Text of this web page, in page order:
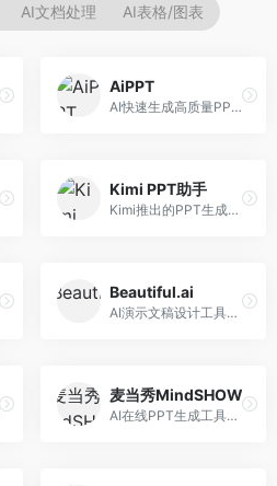
AI文档处理 AI表格/图表
AiPPT
AI快速生成高质量PPT平台，支持主题定制。面向职场人士和学生，提供一键生成、模板选择、内容优化等服务，PPT制作速度快，设计质量高。
Kimi PPT助手
Kimi推出的PPT生成智能体，整合长文本处理能力。面向职场人士和学生，支持文档解析、PPT生成、内容优化等服务，与Kimi生态深度整合。
Beautiful.ai
AI演示文稿设计工具，专注于自动化设计排版。面向职场人士，提供智能排版、模板选择、设计优化等服务，设计美观度高。
麦当秀MindSHOW
AI在线PPT生成工具，支持思维导图转PPT。面向职场人士，提供思维导图导入、PPT生成、模板选择等服务，思维导图转PPT效率高。